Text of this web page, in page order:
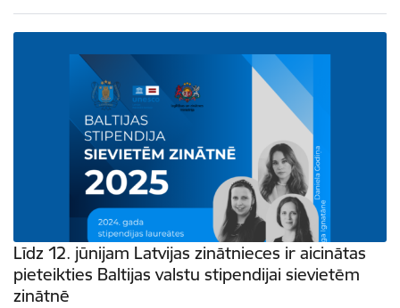
Līdz 12. jūnijam Latvijas zinātnieces ir aicinātas
pieteikties Baltijas valstu stipendijai sievietēm
zinātnē